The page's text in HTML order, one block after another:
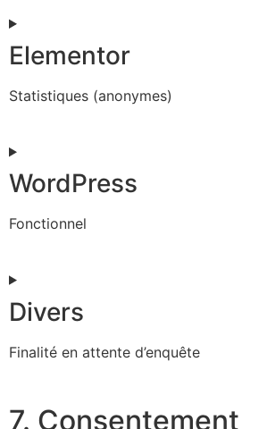
Elementor
Statistiques (anonymes)
to
elementor
WordPress
Fonctionnel
to
wordpress
Divers
Finalité en attente d’enquête
to
service
7. Consentement